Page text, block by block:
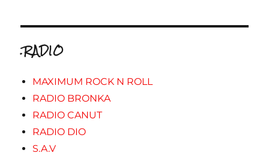
.RADIO
MAXIMUM ROCK N ROLL
RADIO BRONKA
RADIO CANUT
RADIO DIO
S.A.V